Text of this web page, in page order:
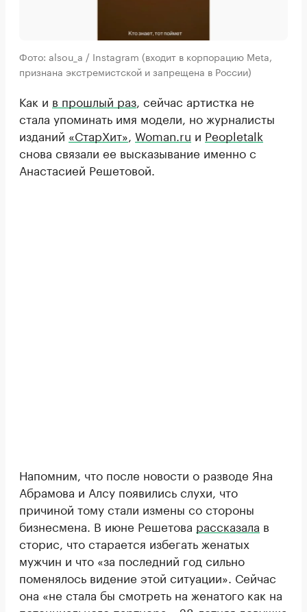
Фото: alsou_a / Instagram (входит в корпорацию Meta,
признана экстремистской и запрещена в России)
Как и в прошлый раз , сейчас артистка не
стала упоминать имя модели, но журналисты
изданий «СтарХит» Woman.ru и Peopletalk
снова связали ее высказывание именно с
Анастасией Решетовой.
Напомним, что после новости о разводе Яна
Абрамова и Алсу появились слухи, что
причиной тому стали измены со стороны
бизнесмена. В июне Решетова рассказала в
сторис, что старается избегать женатых
мужчин и что «за последний год сильно
поменялось видение этой ситуации». Сейчас
она «не стала бы смотреть на женатого как на